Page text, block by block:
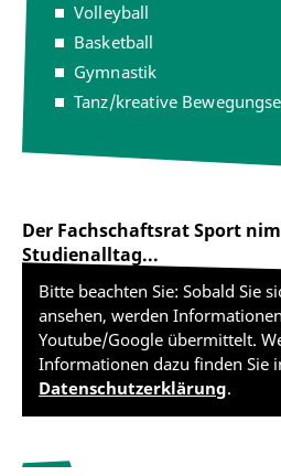
Volleyball
Basketball
Gymnastik
Tanz/kreative
Der Fachschaftsrat Sport
Studienalltag...
Bitte beachten Sie: Sobald Sie
ansehen, werden
Youtube/Google übermittelt.
Informationen dazu finden Sie
Datenschutzerklärung.